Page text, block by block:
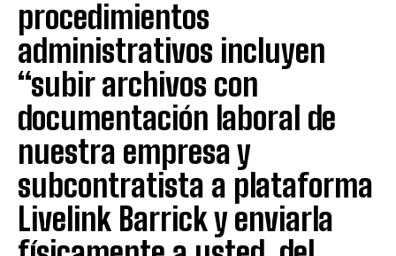
procedimientos
administrativos incluyen
“subir archivos con
documentación laboral de
nuestra empresa y
subcontratista a plataforma
Livelink Barrick y enviarla